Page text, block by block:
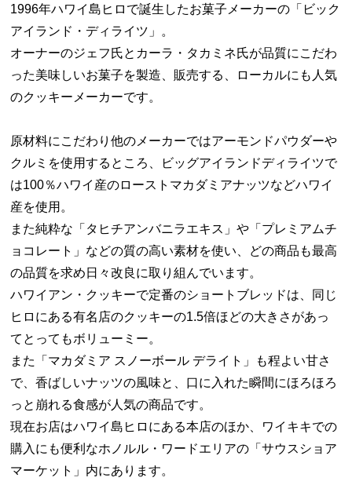
1996年ハワイ島ヒロで誕生したお菓子メーカーの「ビック
アイランド・ディライツ」。
オーナーのジェフ氏とカーラ・タカミネ氏が品質にこだわ
った美味しいお菓子を製造、販売する、ローカルにも人気
のクッキーメーカーです。
原材料にこだわり他のメーカーではアーモンドパウダーや
クルミを使用するところ、ビッグアイランドディライツで
は100％ハワイ産のローストマカダミアナッツなどハワイ
産を使用。
また純粋な「タヒチアンバニラエキス」や「プレミアムチ
ョコレート」などの質の高い素材を使い、どの商品も最高
の品質を求め日々改良に取り組んでいます。
ハワイアン・クッキーで定番のショートブレッドは、同じ
ヒロにある有名店のクッキーの1.5倍ほどの大きさがあっ
てとってもボリューミー。
また「マカダミア スノーボール デライト」も程よい甘さ
で、香ばしいナッツの風味と、口に入れた瞬間にほろほろ
っと崩れる食感が人気の商品です。
現在お店はハワイ島ヒロにある本店のほか、ワイキキでの
購入にも便利なホノルル・ワードエリアの「サウスショア
マーケット」内にあります。